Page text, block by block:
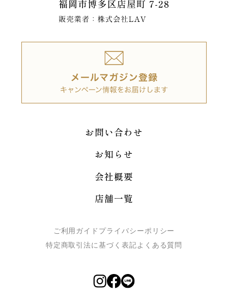
お問い合わせ
お知らせ
会社概要
店舗一覧
ご利用ガイド プライバシーポリシー
特定商取引法に基づく表記よくある質問